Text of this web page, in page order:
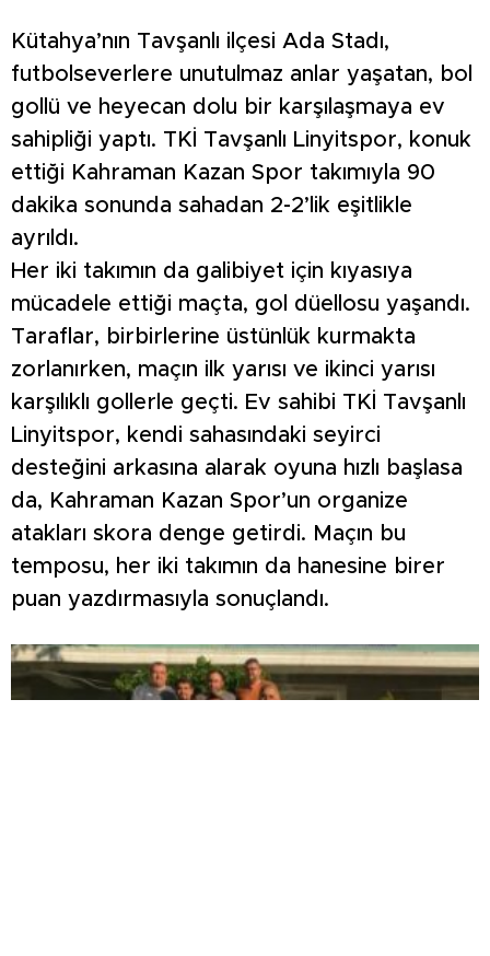
Kütahya’nın Tavşanlı ilçesi Ada Stadı,
futbolseverlere unutulmaz anlar yaşatan, bol
gollü ve heyecan dolu bir karşılaşmaya ev
sahipliği yaptı. TKİ Tavşanlı Linyitspor, konuk
ettiği Kahraman Kazan Spor takımıyla 90
dakika sonunda sahadan 2-2’lik eşitlikle
ayrıldı.
Her iki takımın da galibiyet için kıyasıya
mücadele ettiği maçta, gol düellosu yaşandı.
Taraflar, birbirlerine üstünlük kurmakta
zorlanırken, maçın ilk yarısı ve ikinci yarısı
karşılıklı gollerle geçti. Ev sahibi TKİ Tavşanlı
Linyitspor, kendi sahasındaki seyirci
desteğini arkasına alarak oyuna hızlı başlasa
da, Kahraman Kazan Spor’un organize
atakları skora denge getirdi. Maçın bu
temposu, her iki takımın da hanesine birer
puan yazdırmasıyla sonuçlandı.